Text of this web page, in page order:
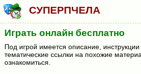
СУПЕРПЧЕЛА
Играть онлайн бесплатно
Под игрой имеется описание,
тематические ссылки на похожие
ознакомиться.